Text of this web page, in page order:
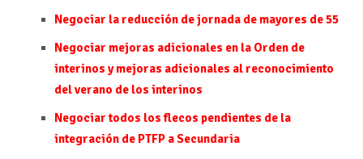
Negociar la reducción de jornada de mayores de 55
Negociar mejoras adicionales en la Orden de
interinos y mejoras adicionales al reconocimiento
del verano de los interinos
Negociar todos los flecos pendientes de la
integración de PTFP a Secundaria